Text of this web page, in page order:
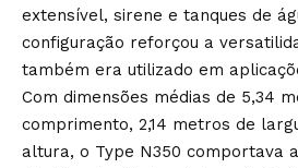
extensível, sirene e tanques de
configuração reforçou a
também era utilizado em
Com dimensões médias de 5,34
comprimento, 2,14 metros de
altura, o Type N350 comportava